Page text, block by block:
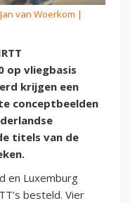
van Woerkom |
op vliegbasis
krijgen een
conceptbeelden
titels van de
en Luxemburg
besteld. Vier